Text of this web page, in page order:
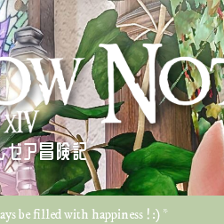
ゼア冒険記
be filled with happiness ! :) *